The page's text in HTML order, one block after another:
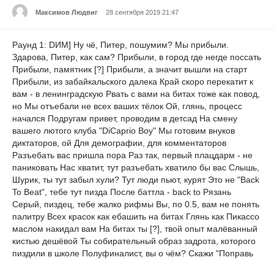
Максимов Людвиг 28 сентября 2019 21:47
Раунд 1: DИМ] Ну чё, Питер, пошумим? Мы прибыли.
Здарова, Питер, как сам? Прибыли, в город где негде поссать
Прибыли, памятник [?] Прибыли, а значит вышли на старт
Прибыли, из забайкальского далека Край скоро перекатит к
вам - в ленинградскую Рвать с вами на битах тоже как повод,
но Мы отъебали не всех ваших тёлок Ой, глянь, процесс
начался Подругам привет, проводим в детсад На смену
вашего лютого клуба "DiCaprio Boy" Мы готовим внуков
диктаторов, ой Для демографии, для комментаторов
Разъебать вас пришла пора Раз так, первый плацдарм - не
паниковать Нас хватит, тут разъебать хватило бы вас Слышь,
Шурик, ты тут забыл хули? Тут люди пьют, курят Это не "Back
To Beat", тебе тут пизда После баттла - back to Рязань
Серый, пиздец, тебе жалко рифмы Вы, по 0.5, вам не понять
палитру Всех красок как ебашить на битах Глянь как Пикассо
маслом накидал вам На битах ты [?], твой опыт малёванный
кистью дешёвой Ты собирательный образ задрота, которого
пиздили в школе Полуфиналист, вы о чём? Скажи "Поправь